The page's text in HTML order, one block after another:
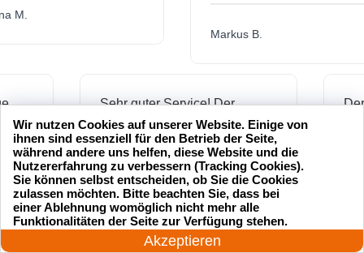
Markus B.
hat
Sehr guter Service! Der
Schlüsseldienst war freundlich
und hat mir schnell geholfen,
als ich meine Schlüssel
verloren hatte.
Jonas M.
24 Stunden am Tag
Akzeptieren
Wir nutzen Cookies auf unserer Website. Einige von
ihnen sind essenziell für den Betrieb der Seite,
während andere uns helfen, diese Website und die
Nutzererfahrung zu verbessern (Tracking Cookies).
Sie können selbst entscheiden, ob Sie die Cookies
zulassen möchten. Bitte beachten Sie, dass bei
einer Ablehnung womöglich nicht mehr alle
Funktionalitäten der Seite zur Verfügung stehen.